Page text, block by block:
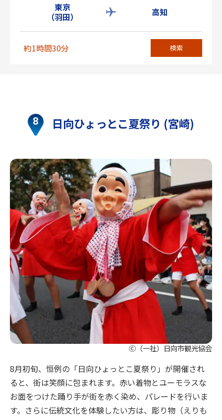
東京
（羽田）
高知
約1時間30分 検索
日向ひょっとこ夏祭り (宮崎)
Ⓒ（一社）日向市観光協会
8月初旬、恒例の「日向ひょっとこ夏祭り」が開催され
ると、街は笑顔に包まれます。赤い着物とユーモラスな
お面をつけた踊り手が街を赤く染め、パレードを行いま
す。さらに伝統文化を体験したい方は、彫り物（えりも